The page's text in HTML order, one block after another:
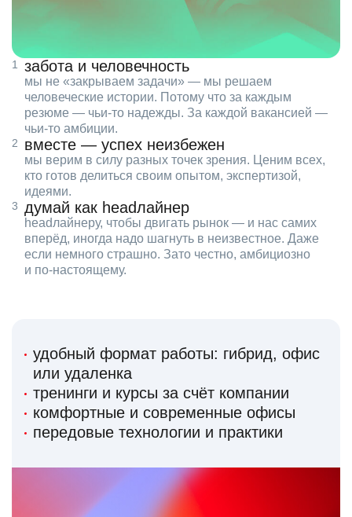
забота и человечность
мы не «закрываем задачи» — мы решаем
человеческие истории. Потому что за каждым
резюме — чьи‑то надежды. За каждой вакансией —
чьи‑то амбиции.
вместе — успех неизбежен
мы верим в силу разных точек зрения. Ценим всех,
кто готов делиться своим опытом, экспертизой,
идеями.
думай как headлайнер
headлайнеру, чтобы двигать рынок — и нас самих
вперёд, иногда надо шагнуть в неизвестное. Даже
если немного страшно. Зато честно, амбициозно
и по‑настоящему.
удобный формат работы: гибрид, офис
или удаленка
тренинги и курсы за счёт компании
комфортные и современные офисы
передовые технологии и практики